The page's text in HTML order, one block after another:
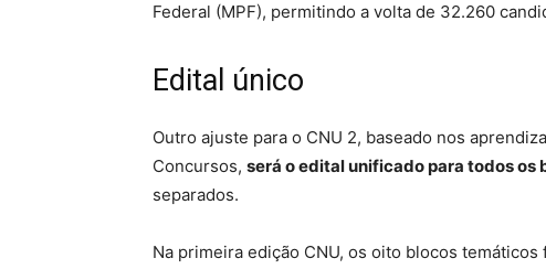
Federal (MPF), permitindo a volta de 32.260
Edital único
Outro ajuste para o CNU 2, baseado nos
Concursos, será o edital unificado para todos os
separados.
Na primeira edição CNU, os oito blocos